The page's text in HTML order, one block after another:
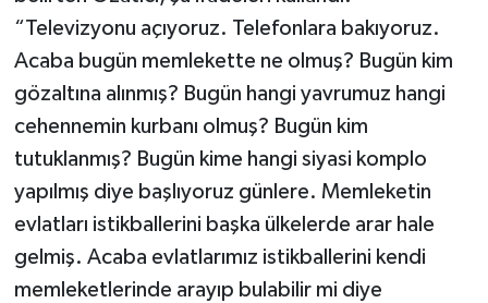
“Televizyonu açıyoruz. Telefonlara bakıyoruz.
Acaba bugün memlekette ne olmuş? Bugün kim
gözaltına alınmış? Bugün hangi yavrumuz hangi
cehennemin kurbanı olmuş? Bugün kim
tutuklanmış? Bugün kime hangi siyasi komplo
yapılmış diye başlıyoruz günlere. Memleketin
evlatları istikballerini başka ülkelerde arar hale
gelmiş. Acaba evlatlarımız istikballerini kendi
memleketlerinde arayıp bulabilir mi diye